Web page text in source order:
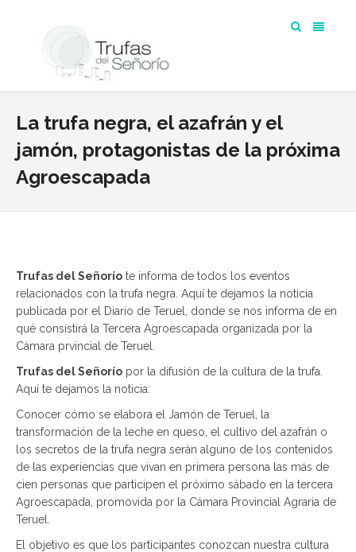
La trufa negra, el azafrán y el
jamón, protagonistas de la próxima
Agroescapada
Trufas del Señorío te informa de todos los eventos
relacionados con la trufa negra. Aquí te dejamos la noticia
publicada por el Diario de Teruel, donde se nos informa de en
qué consistirá la Tercera Agroescapada organizada por la
Cámara prvincial de Teruel.
Trufas del Señorío por la difusión de la cultura de la trufa.
Aquí te dejamos la noticia:
Conocer cómo se elabora el Jamón de Teruel, la
transformación de la leche en queso, el cultivo del azafrán o
los secretos de la trufa negra serán alguno de los contenidos
de las experiencias que vivan en primera persona las más de
cien personas que participen el próximo sábado en la tercera
Agroescapada, promovida por la Cámara Provincial Agraria de
Teruel.
El objetivo es que los participantes conozcan nuestra cultura